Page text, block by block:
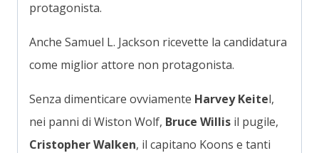
protagonista.
Anche Samuel L. Jackson ricevette la candidatura
come miglior attore non protagonista.
Senza dimenticare ovviamente Harvey Keitel,
nei panni di Wiston Wolf, Bruce Willis il pugile,
Cristopher Walken, il capitano Koons e tanti